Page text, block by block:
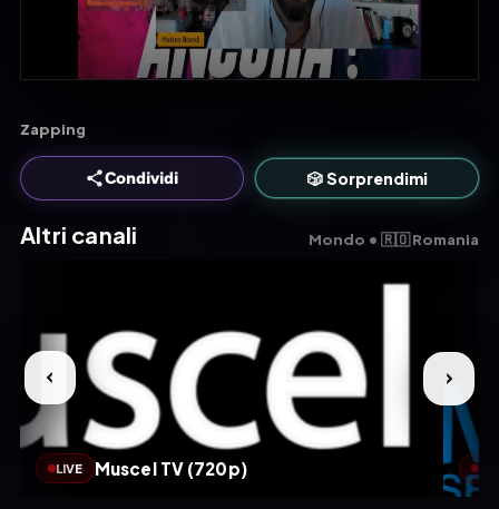
Zapping
Condividi 🎲 Sorprendimi
Altri canali Mondo • 🇷🇴 Romania
LIVE Muscel TV (720p)